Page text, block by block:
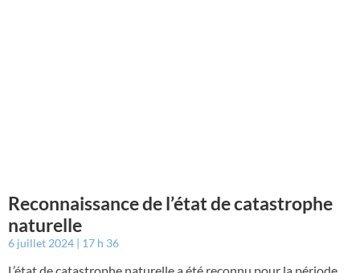
Reconnaissance de l’état de catastrophe
naturelle
6 juillet 2024 17 h 36